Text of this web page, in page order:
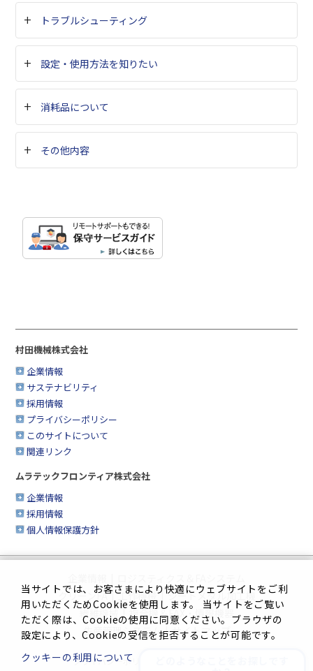
トラブルシューティング
設定・使用方法を知りたい
消耗品について
その他内容
村田機械株式会社
企業情報
サステナビリティ
採用情報
プライバシーポリシー
このサイトについて
関連リンク
ムラテックフロンティア株式会社
企業情報
採用情報
個人情報保護方針
クリーンFA | 工作機械 | シートメタル加工機
繊維機械
| 複合機＆FAX・情報機器
生産管理システム | サイトマップ
プライバシーポリシー
当サイトでは、お客さまにより快適にウェブサイトをご利
用いただくためCookieを使用します。 当サイトをご覧い
ただく際は、Cookieの使用に同意ください。ブラウザの
設定により、Cookieの受信を拒否することが可能です。
クッキーの利用について